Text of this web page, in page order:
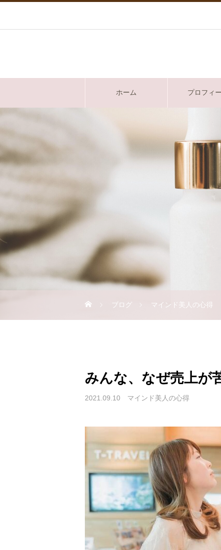
ホーム プロフィ
ブログ マインド美人の心得
みんな、なぜ売上が
2021.09.10 マインド美人の心得